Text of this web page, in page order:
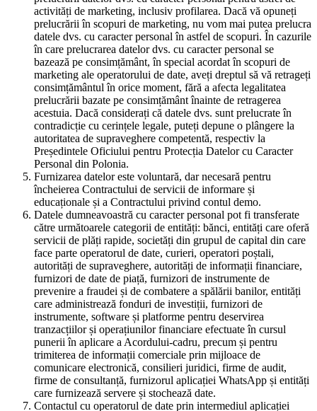
activități de marketing, inclusiv profilarea. Dacă vă opuneți
prelucrării în scopuri de marketing, nu vom mai putea prelucra
datele dvs. cu caracter personal în astfel de scopuri. În cazurile
în care prelucrarea datelor dvs. cu caracter personal se
bazează pe consimțământ, în special acordat în scopuri de
marketing ale operatorului de date, aveți dreptul să vă retrageți
consimțământul în orice moment, fără a afecta legalitatea
prelucrării bazate pe consimțământ înainte de retragerea
acestuia. Dacă considerați că datele dvs. sunt prelucrate în
contradicție cu cerințele legale, puteți depune o plângere la
autoritatea de supraveghere competentă, respectiv la
Președintele Oficiului pentru Protecția Datelor cu Caracter
Personal din Polonia.
Furnizarea datelor este voluntară, dar necesară pentru
încheierea Contractului de servicii de informare și
educaționale și a Contractului privind contul demo.
Datele dumneavoastră cu caracter personal pot fi transferate
către următoarele categorii de entități: bănci, entități care oferă
servicii de plăți rapide, societăți din grupul de capital din care
face parte operatorul de date, curieri, operatori poștali,
autorități de supraveghere, autorități de informații financiare,
furnizori de date de piață, furnizori de instrumente de
prevenire a fraudei și de combatere a spălării banilor, entități
care administrează fonduri de investiții, furnizori de
instrumente, software și platforme pentru deservirea
tranzacțiilor și operațiunilor financiare efectuate în cursul
punerii în aplicare a Acordului-cadru, precum și pentru
trimiterea de informații comerciale prin mijloace de
comunicare electronică, consilieri juridici, firme de audit,
firme de consultanță, furnizorul aplicației WhatsApp și entități
care furnizează servere și stochează date.
Contactul cu operatorul de date prin intermediul aplicației